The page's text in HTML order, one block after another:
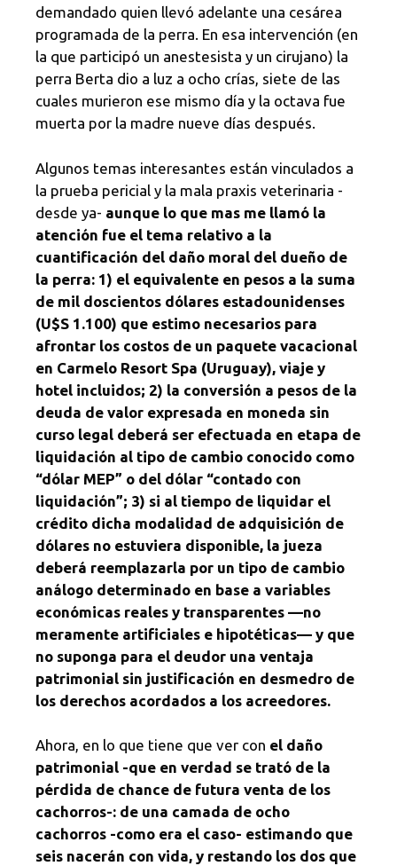
demandado quien llevó adelante una cesárea
programada de la perra. En esa intervención (en
la que participó un anestesista y un cirujano) la
perra Berta dio a luz a ocho crías, siete de las
cuales murieron ese mismo día y la octava fue
muerta por la madre nueve días después.
Algunos temas interesantes están vinculados a
la prueba pericial y la mala praxis veterinaria -
desde ya- aunque lo que mas me llamó la
atención fue el tema relativo a la
cuantificación del daño moral del dueño de
la perra: 1) el equivalente en pesos a la suma
de mil doscientos dólares estadounidenses
(U$S 1.100) que estimo necesarios para
afrontar los costos de un paquete vacacional
en Carmelo Resort Spa (Uruguay), viaje y
hotel incluidos; 2) la conversión a pesos de la
deuda de valor expresada en moneda sin
curso legal deberá ser efectuada en etapa de
liquidación al tipo de cambio conocido como
“dólar MEP” o del dólar “contado con
liquidación”; 3) si al tiempo de liquidar el
crédito dicha modalidad de adquisición de
dólares no estuviera disponible, la jueza
deberá reemplazarla por un tipo de cambio
análogo determinado en base a variables
económicas reales y transparentes —no
meramente artificiales e hipotéticas— y que
no suponga para el deudor una ventaja
patrimonial sin justificación en desmedro de
los derechos acordados a los acreedores.
Ahora, en lo que tiene que ver con el daño
patrimonial -que en verdad se trató de la
pérdida de chance de futura venta de los
cachorros-: de una camada de ocho
cachorros -como era el caso- estimando que
seis nacerán con vida, y restando los dos que